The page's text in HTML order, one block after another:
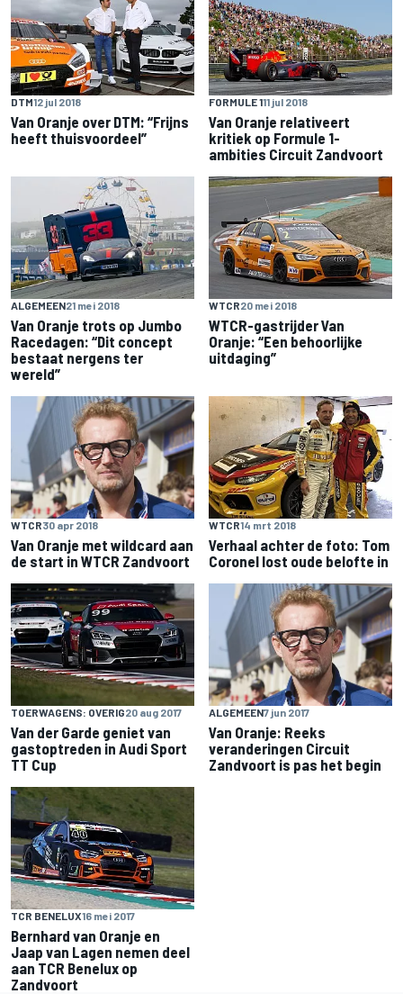
DTM12 jul 2018
Van Oranje over DTM: “Frijns
heeft thuisvoordeel”
FORMULE 111 jul 2018
Van Oranje relativeert
kritiek op Formule 1-
ambities Circuit Zandvoort
ALGEMEEN21 mei 2018
Van Oranje trots op Jumbo
Racedagen: “Dit concept
bestaat nergens ter
wereld”
WTCR20 mei 2018
WTCR-gastrijder Van
Oranje: “Een behoorlijke
uitdaging”
WTCR30 apr 2018
Van Oranje met wildcard aan
de start in WTCR Zandvoort
WTCR14 mrt 2018
Verhaal achter de foto: Tom
Coronel lost oude belofte in
TOERWAGENS: OVERIG20 aug 2017
Van der Garde geniet van
gastoptreden in Audi Sport
TT Cup
ALGEMEEN7 jun 2017
Van Oranje: Reeks
veranderingen Circuit
Zandvoort is pas het begin
TCR BENELUX16 mei 2017
Bernhard van Oranje en
Jaap van Lagen nemen deel
aan TCR Benelux op
Zandvoort